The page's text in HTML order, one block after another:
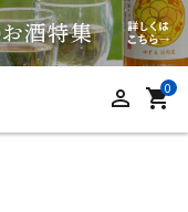
person_outline 0
shopping_cart